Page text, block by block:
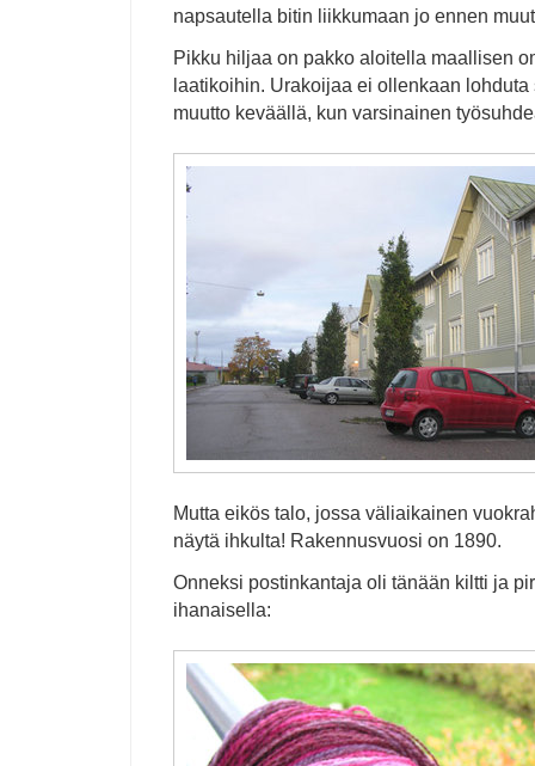
napsautella bitin liikkumaan jo ennen
Pikku hiljaa on pakko aloitella maallisen
laatikoihin. Urakoijaa ei ollenkaan
muutto keväällä, kun varsinainen
Mutta eikös talo, jossa väliaikainen
näytä ihkulta! Rakennusvuosi on 1890.
Onneksi postinkantaja oli tänään kiltti ja
ihanaisella: